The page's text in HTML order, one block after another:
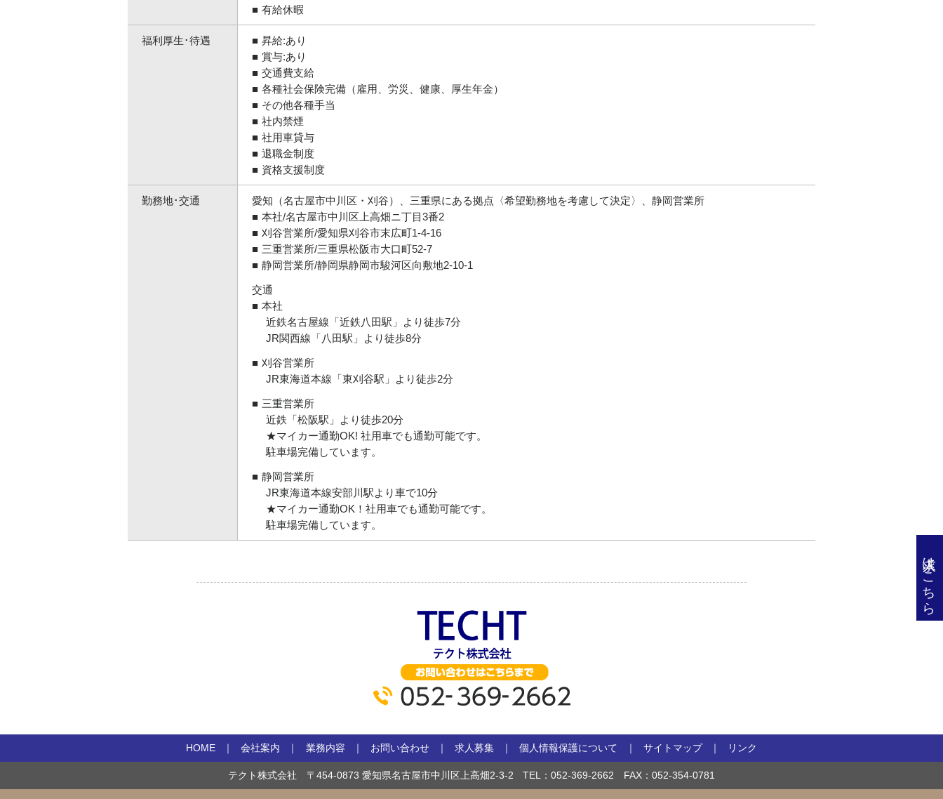
有給休暇
福利厚生･待遇
昇給:あり
賞与:あり
交通費支給
各種社会保険完備（雇用、労災、健康、厚生年金）
その他各種手当
社内禁煙
社用車貸与
退職金制度
資格支援制度
勤務地･交通
愛知（名古屋市中川区・刈谷）、三重県にある拠点〈希望勤務地を考慮して決定〉、静岡営業所
本社/名古屋市中川区上高畑ニ丁目3番2
刈谷営業所/愛知県刈谷市末広町1-4-16
三重営業所/三重県松阪市大口町52-7
静岡営業所/静岡県静岡市駿河区向敷地2-10-1
交通
本社
近鉄名古屋線「近鉄八田駅」より徒歩7分
JR関西線「八田駅」より徒歩8分
刈谷営業所
JR東海道本線「東刈谷駅」より徒歩2分
三重営業所
近鉄「松阪駅」より徒歩20分
★マイカー通勤OK! 社用車でも通勤可能です。
駐車場完備しています。
静岡営業所
JR東海道本線安部川駅より車で10分
★マイカー通勤OK！社用車でも通勤可能です。
駐車場完備しています。
求人はこちら
HOME 会社案内 業務内容 お問い合わせ 求人募集 個人情報保護について サイトマップ リンク
テクト株式会社 〒454-0873 愛知県名古屋市中川区上高畑2-3-2 TEL：052-369-2662 FAX：052-354-0781